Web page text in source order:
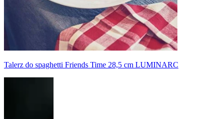
Talerz do spaghetti Friends Time 28,5 cm LUMINARC